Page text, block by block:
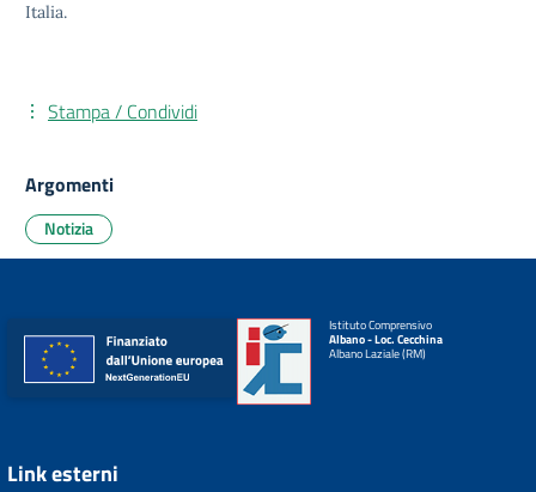
Italia.
Stampa / Condividi
Argomenti
Notizia
Istituto Comprensivo
Albano - Loc. Cecchina
Albano Laziale (RM)
Link esterni